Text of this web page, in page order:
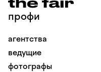
профи
агентства
ведущие
фотографы